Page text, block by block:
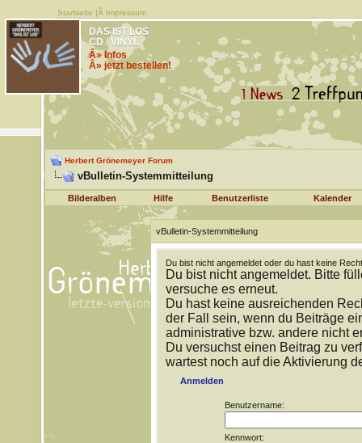
Startseite |Â Impressum
DAS IST LOS
CD / VINYL
Â» Infos
Â» jetzt bestellen!
Herbert Grönemeyer Forum
vBulletin-Systemmitteilung
Bilderalben Hilfe Benutzerliste Kalender
vBulletin-Systemmitteilung
Du bist nicht angemeldet oder du hast keine
Du bist nicht angemeldet. Bitte
versuche es erneut.
Du hast keine ausreichenden
der Fall sein, wenn du Beiträge
administrative bzw. andere nicht
Du versuchst einen Beitrag zu
wartest noch auf die Aktivierung
Anmelden
Benutzername:
Kennwort: